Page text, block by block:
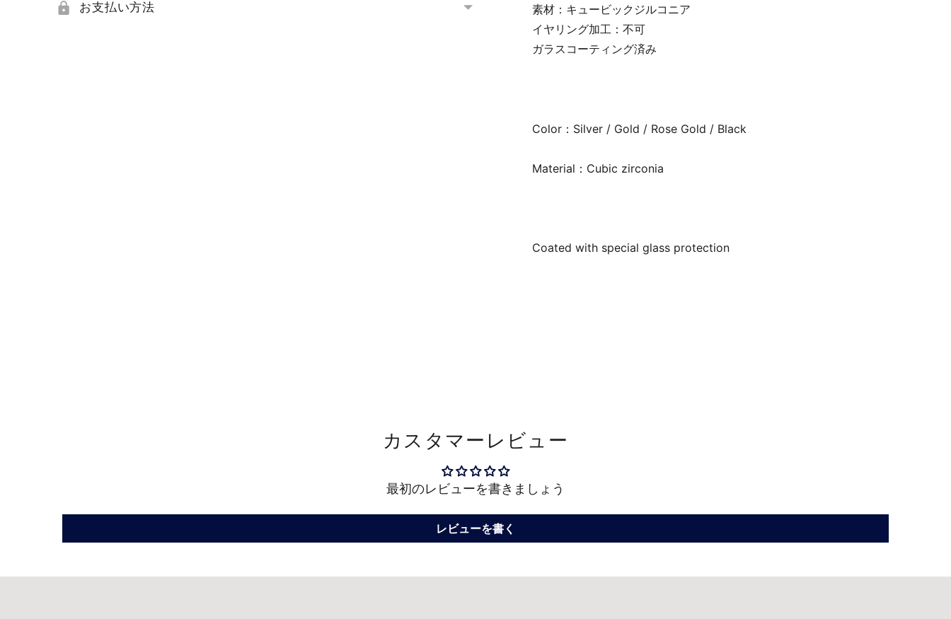
お支払い方法
素材：キュービックジルコニア
イヤリング加工：不可
ガラスコーティング済み
Color：Silver / Gold / Rose Gold / Black
Material：Cubic zirconia
Coated with special glass protection
追
カスタマーレビュー
最初のレビューを書きましょう
レビューを書く